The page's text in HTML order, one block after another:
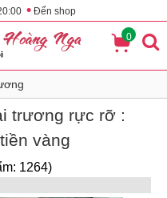
• Đến shop
0
trương rực rỡ :
vàng
1264)